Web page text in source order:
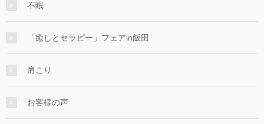
不眠
「癒しとセラピー」フェアin飯田
肩こり
お客様の声